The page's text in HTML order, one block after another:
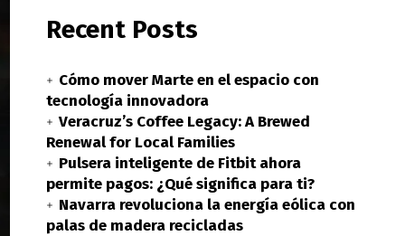
Recent Posts
Cómo mover Marte en el espacio con
tecnología innovadora
Veracruz’s Coffee Legacy: A Brewed
Renewal for Local Families
Pulsera inteligente de Fitbit ahora
permite pagos: ¿Qué significa para ti?
Navarra revoluciona la energía eólica con
palas de madera recicladas